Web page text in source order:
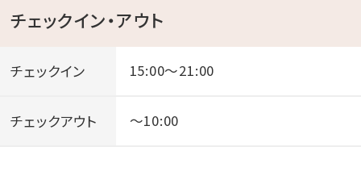
チェックイン・アウト
チェックイン 15:00～21:00
チェックアウト ～10:00